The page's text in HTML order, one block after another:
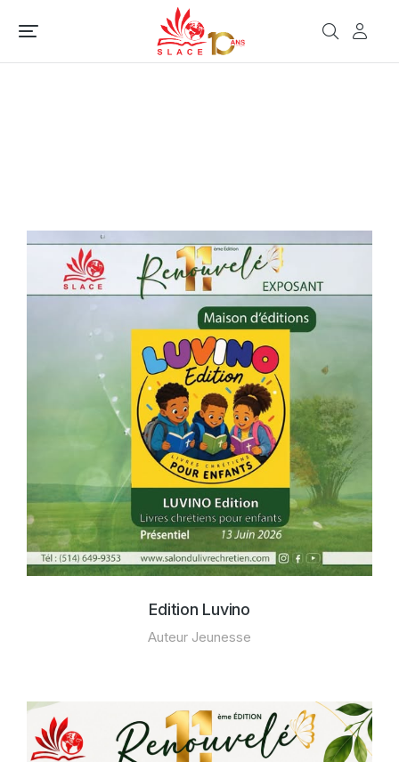
Edition Luvino
Auteur Jeunesse